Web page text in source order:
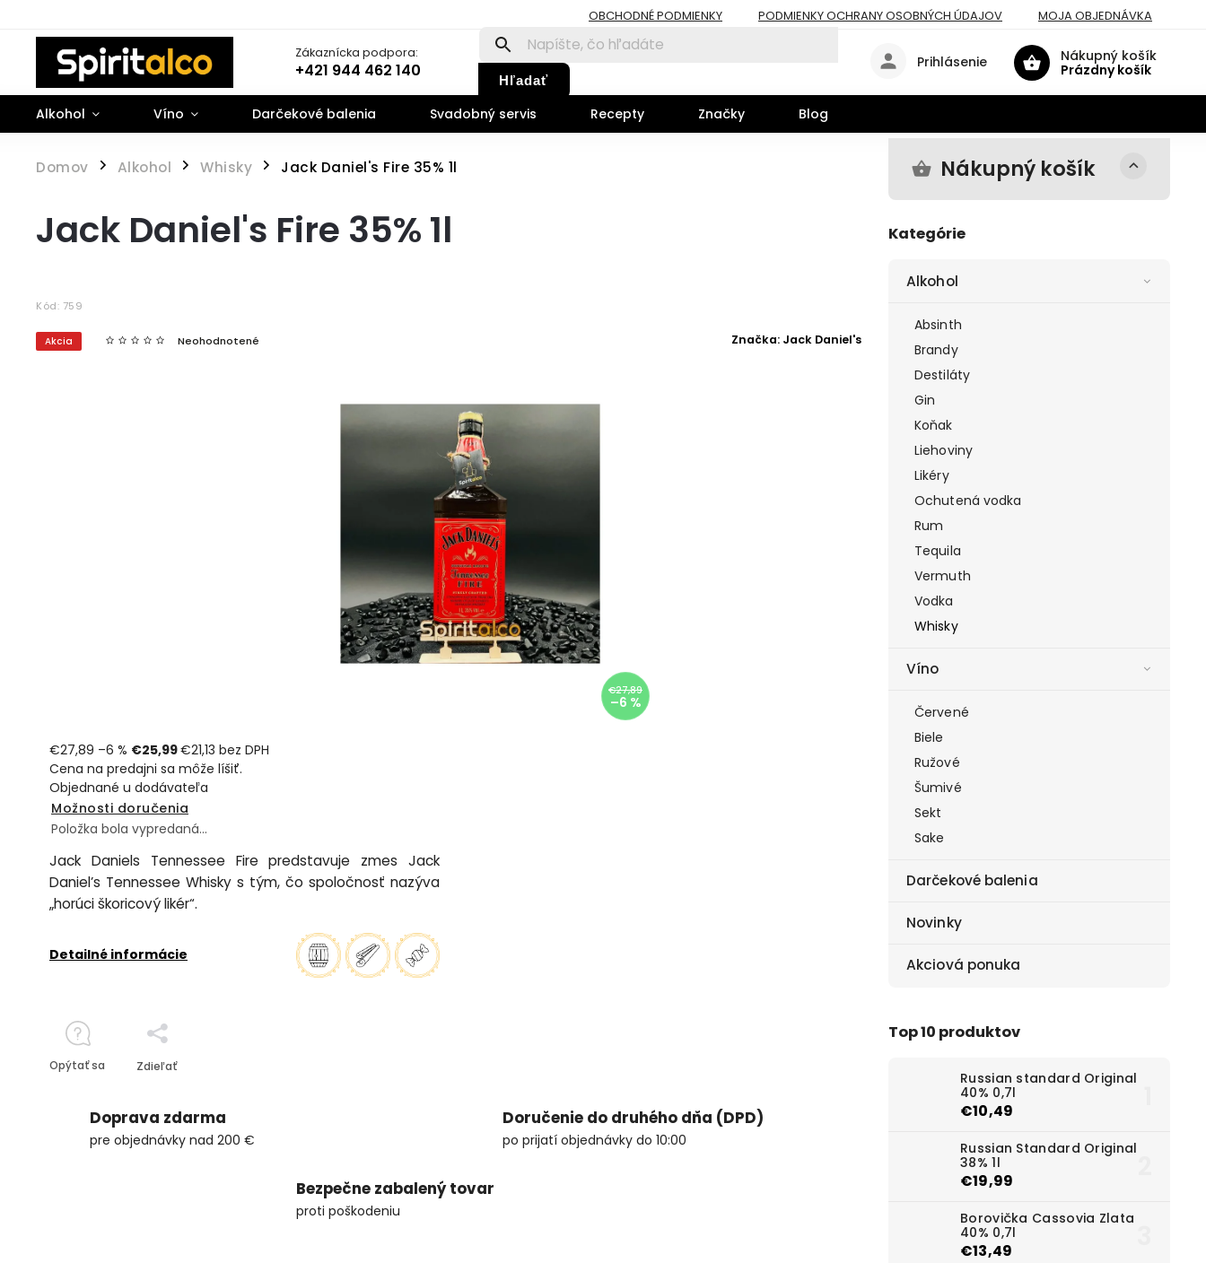
OBCHODNÉ PODMIENKY PODMIENKY OCHRANY OSOBNÝCH ÚDAJOV MOJA OBJEDNÁVKA
Zákaznícka podpora:
+421 944 462 140 Hľadať
Nákupný košík
Prázdny košík
Prihlásenie
Alkohol Víno Darčekové balenia Svadobný servis Recepty Značky Blog
Domov / Alkohol / Whisky / Jack Daniel's Fire 35% 1l Nákupný košík
Kategórie
Alkohol
Absinth
Brandy
Destiláty
Gin
Koňak
Liehoviny
Likéry
Ochutená vodka
Rum
Tequila
Vermuth
Vodka
Whisky
Víno
Červené
Biele
Ružové
Šumivé
Sekt
Sake
Darčekové balenia
Novinky
Akciová ponuka
Top 10 produktov
Russian standard Original
40% 0,7l
€10,49
Russian Standard Original
38% 1l
€19,99
Borovička Cassovia Zlata
40% 0,7l
€13,49
Jack Daniel's Fire 35% 1l
Kód: 759
Akcia Neohodnotené Značka: Jack Daniel's
€27,89
–6 %
€27,89 –6 % €25,99€21,13 bez DPH
Cena na predajni sa môže líšiť.
Objednané u dodávateľa
Možnosti doručenia
Položka bola vypredaná…
Jack Daniels Tennessee Fire predstavuje zmes Jack
Daniel’s Tennessee Whisky s tým, čo spoločnosť nazýva
„horúci škoricový likér“.
Detailné informácie
Opýtať sa Zdieľať
Doprava zdarma
pre objednávky nad 200 €
Doručenie do druhého dňa (DPD)
po prijatí objednávky do 10:00
Bezpečne zabalený tovar
proti poškodeniu